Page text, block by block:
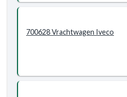
700628 Vrachtwagen Iveco